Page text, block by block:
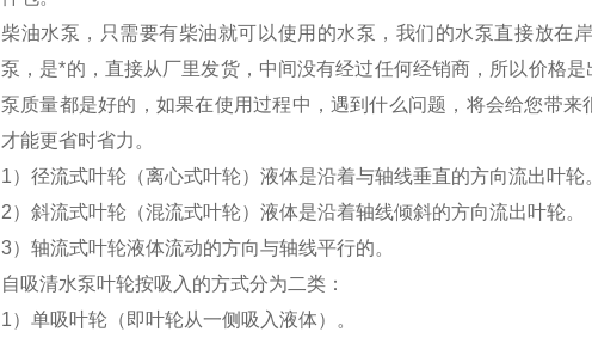
柴油水泵，只需要有柴油就可以使用的水泵，我们的水泵直接放在
泵，是*的，直接从厂里发货，中间没有经过任何经销商，所以价格
泵质量都是好的，如果在使用过程中，遇到什么问题，将会给您带
才能更省时省力。
1）径流式叶轮（离心式叶轮）液体是沿着与轴线垂直的方向流出叶轮
2）斜流式叶轮（混流式叶轮）液体是沿着轴线倾斜的方向流出叶轮。
3）轴流式叶轮液体流动的方向与轴线平行的。
自吸清水泵叶轮按吸入的方式分为二类：
1）单吸叶轮（即叶轮从一侧吸入液体）。